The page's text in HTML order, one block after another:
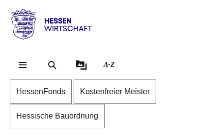
Hessen
Wirtschaft
A-Z
HessenFonds Kostenfreier Meister
Hessische Bauordnung